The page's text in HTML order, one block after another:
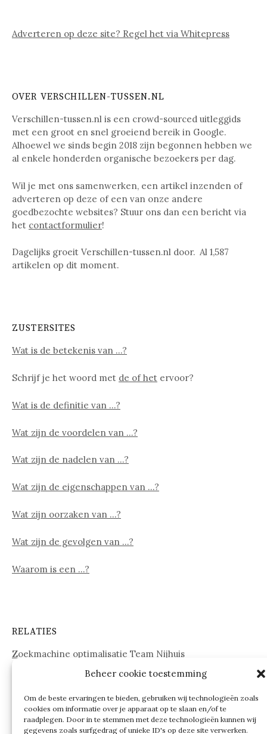
Beheer cookie toestemming
Om de beste ervaringen te bieden, gebruiken wij technologieën zoals
cookies om informatie over je apparaat op te slaan en/of te
raadplegen. Door in te stemmen met deze technologieën kunnen wij
gegevens zoals surfgedrag of unieke ID's op deze site verwerken.
Adverteren op deze site? Regel het via Whitepress
OVER VERSCHILLEN-TUSSEN.NL
Verschillen-tussen.nl is een crowd-sourced uitleggids
met een groot en snel groeiend bereik in Google.
Alhoewel we sinds begin 2018 zijn begonnen hebben we
al enkele honderden organische bezoekers per dag.
Wil je met ons samenwerken, een artikel inzenden of
adverteren op deze of een van onze andere
goedbezochte websites? Stuur ons dan een bericht via
het contactformulier!
Dagelijks groeit Verschillen-tussen.nl door. Al 1,587
artikelen op dit moment.
ZUSTERSITES
Wat is de betekenis van …?
Schrijf je het woord met de of het ervoor?
Wat is de definitie van …?
Wat zijn de voordelen van …?
Wat zijn de nadelen van …?
Wat zijn de eigenschappen van …?
Wat zijn oorzaken van …?
Wat zijn de gevolgen van …?
Waarom is een …?
RELATIES
Zoekmachine optimalisatie Team Nijhuis